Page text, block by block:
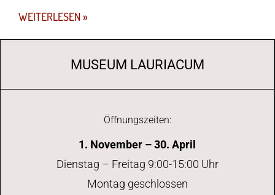
WEITERLESEN »
MUSEUM LAURIACUM
Öffnungszeiten:
1. November – 30. April
Dienstag – Freitag 9:00-15:00 Uhr
Montag geschlossen